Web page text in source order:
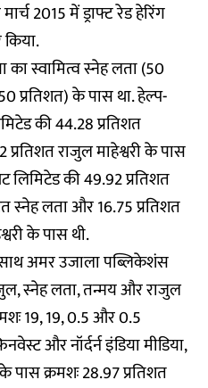
2015 में ड्राफ्ट रेड हेरिंग
का स्वामित्व स्नेह लता (50
प्रतिशत) के पास था. हेल्प-
की 44.28 प्रतिशत
राजुल माहेश्वरी के पास
लिमिटेड की 49.92 प्रतिशत
स्नेह लता और 16.75 प्रतिशत
के पास थी.
साथ अमर उजाला पब्लिकेशंस
स्नेह लता, तन्मय और राजुल
19, 19, 0.5 और 0.5
और नॉर्दर्न इंडिया मीडिया,
पास क्रमशः 28.97 प्रतिशत